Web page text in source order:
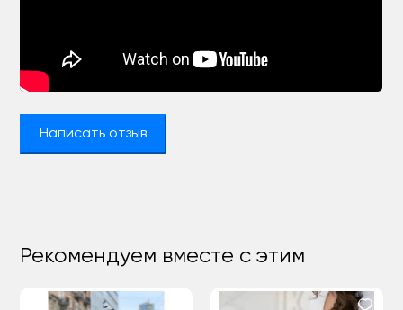
Написать отзыв
Рекомендуем вместе с этим